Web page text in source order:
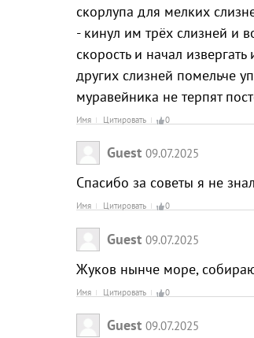
скорлупа для мелких
- кинул им трёх слизней и
скорость и начал
других слизней помельче
муравейника не терпят
Имя Цитировать 0
Guest 09.07.2025
Спасибо за советы я не
Имя Цитировать 0
Guest 09.07.2025
Жуков нынче море,
Имя Цитировать 0
Guest 09.07.2025